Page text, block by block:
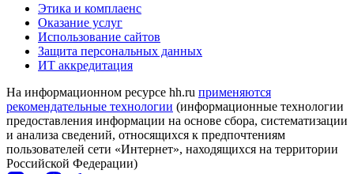
Этика и комплаенс
Оказание услуг
Использование сайтов
Защита персональных данных
ИТ аккредитация
На информационном ресурсе hh.ru применяются
рекомендательные технологии (информационные технологии
предоставления информации на основе сбора, систематизации
и анализа сведений, относящихся к предпочтениям
пользователей сети «Интернет», находящихся на территории
Российской Федерации)